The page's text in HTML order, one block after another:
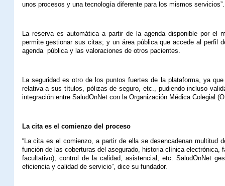
unos procesos y una tecnología diferente para los mismos servicios”.
La reserva es automática a partir de la agenda disponible por el
permite gestionar sus citas; y un área pública que accede al perfil
agenda pública y las valoraciones de otros pacientes.
La seguridad es otro de los puntos fuertes de la plataforma, ya
relativa a sus títulos, pólizas de seguro, etc., pudiendo incluso
integración entre SaludOnNet con la Organización Médica Colegial
La cita es el comienzo del proceso
“La cita es el comienzo, a partir de ella se desencadenan multitud
función de las coberturas del asegurado, historia clínica
facultativo), control de la calidad, asistencial, etc. SaludOnNet
eficiencia y calidad de servicio”, dice su fundador.